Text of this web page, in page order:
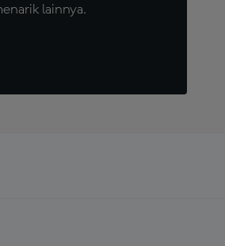
lainnya.